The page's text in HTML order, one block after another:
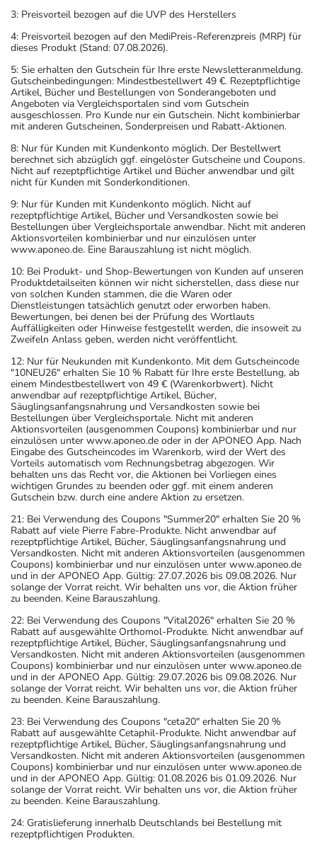
3: Preisvorteil bezogen auf die UVP des Herstellers
4: Preisvorteil bezogen auf den MediPreis-Referenzpreis (MRP) für
dieses Produkt (Stand: 07.08.2026).
5: Sie erhalten den Gutschein für Ihre erste Newsletteranmeldung.
Gutscheinbedingungen: Mindestbestellwert 49 €. Rezeptpflichtige
Artikel, Bücher und Bestellungen von Sonderangeboten und
Angeboten via Vergleichsportalen sind vom Gutschein
ausgeschlossen. Pro Kunde nur ein Gutschein. Nicht kombinierbar
mit anderen Gutscheinen, Sonderpreisen und Rabatt-Aktionen.
8: Nur für Kunden mit Kundenkonto möglich. Der Bestellwert
berechnet sich abzüglich ggf. eingelöster Gutscheine und Coupons.
Nicht auf rezeptpflichtige Artikel und Bücher anwendbar und gilt
nicht für Kunden mit Sonderkonditionen.
9: Nur für Kunden mit Kundenkonto möglich. Nicht auf
rezeptpflichtige Artikel, Bücher und Versandkosten sowie bei
Bestellungen über Vergleichsportale anwendbar. Nicht mit anderen
Aktionsvorteilen kombinierbar und nur einzulösen unter
www.aponeo.de. Eine Barauszahlung ist nicht möglich.
10: Bei Produkt- und Shop-Bewertungen von Kunden auf unseren
Produktdetailseiten können wir nicht sicherstellen, dass diese nur
von solchen Kunden stammen, die die Waren oder
Dienstleistungen tatsächlich genutzt oder erworben haben.
Bewertungen, bei denen bei der Prüfung des Wortlauts
Auffälligkeiten oder Hinweise festgestellt werden, die insoweit zu
Zweifeln Anlass geben, werden nicht veröffentlicht.
12: Nur für Neukunden mit Kundenkonto. Mit dem Gutscheincode
"10NEU26" erhalten Sie 10 % Rabatt für Ihre erste Bestellung, ab
einem Mindestbestellwert von 49 € (Warenkorbwert). Nicht
anwendbar auf rezeptpflichtige Artikel, Bücher,
Säuglingsanfangsnahrung und Versandkosten sowie bei
Bestellungen über Vergleichsportale. Nicht mit anderen
Aktionsvorteilen (ausgenommen Coupons) kombinierbar und nur
einzulösen unter www.aponeo.de oder in der APONEO App. Nach
Eingabe des Gutscheincodes im Warenkorb, wird der Wert des
Vorteils automatisch vom Rechnungsbetrag abgezogen. Wir
behalten uns das Recht vor, die Aktionen bei Vorliegen eines
wichtigen Grundes zu beenden oder ggf. mit einem anderen
Gutschein bzw. durch eine andere Aktion zu ersetzen.
21: Bei Verwendung des Coupons "Summer20" erhalten Sie 20 %
Rabatt auf viele Pierre Fabre-Produkte. Nicht anwendbar auf
rezeptpflichtige Artikel, Bücher, Säuglingsanfangsnahrung und
Versandkosten. Nicht mit anderen Aktionsvorteilen (ausgenommen
Coupons) kombinierbar und nur einzulösen unter www.aponeo.de
und in der APONEO App. Gültig: 27.07.2026 bis 09.08.2026. Nur
solange der Vorrat reicht. Wir behalten uns vor, die Aktion früher
zu beenden. Keine Barauszahlung.
22: Bei Verwendung des Coupons "Vital2026" erhalten Sie 20 %
Rabatt auf ausgewählte Orthomol-Produkte. Nicht anwendbar auf
rezeptpflichtige Artikel, Bücher, Säuglingsanfangsnahrung und
Versandkosten. Nicht mit anderen Aktionsvorteilen (ausgenommen
Coupons) kombinierbar und nur einzulösen unter www.aponeo.de
und in der APONEO App. Gültig: 29.07.2026 bis 09.08.2026. Nur
solange der Vorrat reicht. Wir behalten uns vor, die Aktion früher
zu beenden. Keine Barauszahlung.
23: Bei Verwendung des Coupons "ceta20" erhalten Sie 20 %
Rabatt auf ausgewählte Cetaphil-Produkte. Nicht anwendbar auf
rezeptpflichtige Artikel, Bücher, Säuglingsanfangsnahrung und
Versandkosten. Nicht mit anderen Aktionsvorteilen (ausgenommen
Coupons) kombinierbar und nur einzulösen unter www.aponeo.de
und in der APONEO App. Gültig: 01.08.2026 bis 01.09.2026. Nur
solange der Vorrat reicht. Wir behalten uns vor, die Aktion früher
zu beenden. Keine Barauszahlung.
24: Gratislieferung innerhalb Deutschlands bei Bestellung mit
rezeptpflichtigen Produkten.